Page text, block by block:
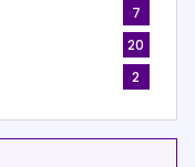
7
20
2